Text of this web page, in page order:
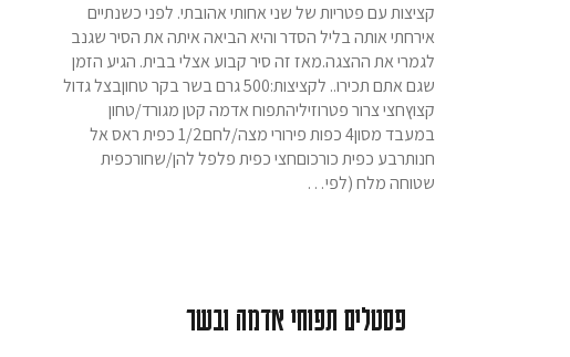
קציצות עם פטריות של שני אחותי אהובתי. לפני כשנתיים
אירחתי אותה בליל הסדר והיא הביאה איתה את הסיר שגנב
לגמרי את ההצגה.מאז זה סיר קבוע אצלי בבית. הגיע הזמן
שגם אתם תכירו.. לקציצות:500 גרם בשר בקר טחוןבצל גדול
קצוץחצי צרור פטרוזיליהתפוח אדמה קטן מגורד/טחון
במעבד מסון4 כפות פירורי מצה/לחם1/2 כפית ראס אל
חנותרבע כפית כורכוםחצי כפית פלפל להן/שחורכפית
שטוחה מלח (לפי…
פסטלים תפוחי אדמה ובשר